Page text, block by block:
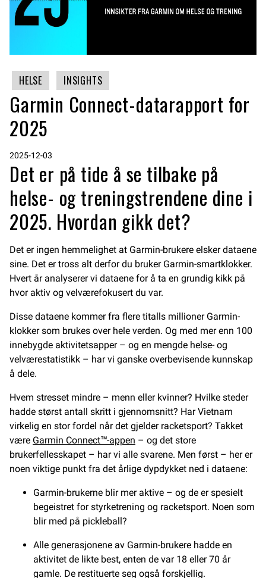
HELSE INSIGHTS
Garmin Connect-datarapport for
2025
2025-12-03
Det er på tide å se tilbake på
helse- og treningstrendene dine i
2025. Hvordan gikk det?
Det er ingen hemmelighet at Garmin-brukere elsker dataene
sine. Det er tross alt derfor du bruker Garmin-smartklokker.
Hvert år analyserer vi dataene for å ta en grundig kikk på
hvor aktiv og velværefokusert du var.
Disse dataene kommer fra flere titalls millioner Garmin-
klokker som brukes over hele verden. Og med mer enn 100
innebygde aktivitetsapper – og en mengde helse- og
velværestatistikk – har vi ganske overbevisende kunnskap
å dele.
Hvem stresset mindre – menn eller kvinner? Hvilke steder
hadde størst antall skritt i gjennomsnitt? Har Vietnam
virkelig en stor fordel når det gjelder racketsport? Takket
være Garmin Connect™-appen – og det store
brukerfellesskapet – har vi alle svarene. Men først – her er
noen viktige punkt fra det årlige dypdykket ned i dataene:
Garmin-brukerne blir mer aktive – og de er spesielt
begeistret for styrketrening og racketsport. Noen som
blir med på pickleball?
Alle generasjonene av Garmin-brukere hadde en
aktivitet de likte best, enten de var 18 eller 70 år
gamle. De restituerte seg også forskjellig.